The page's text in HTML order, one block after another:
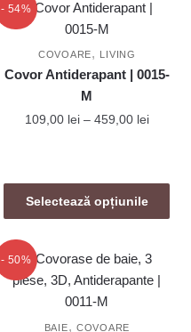
- 54%
COVOARE, LIVING
Covor Antiderapant | 0015-
M
109,00 lei – 459,00 leiInterval
la
Selectează opțiunile
are
mai
variații.
Opțiunile
pot
fi
- 50%
BAIE, COVOARE